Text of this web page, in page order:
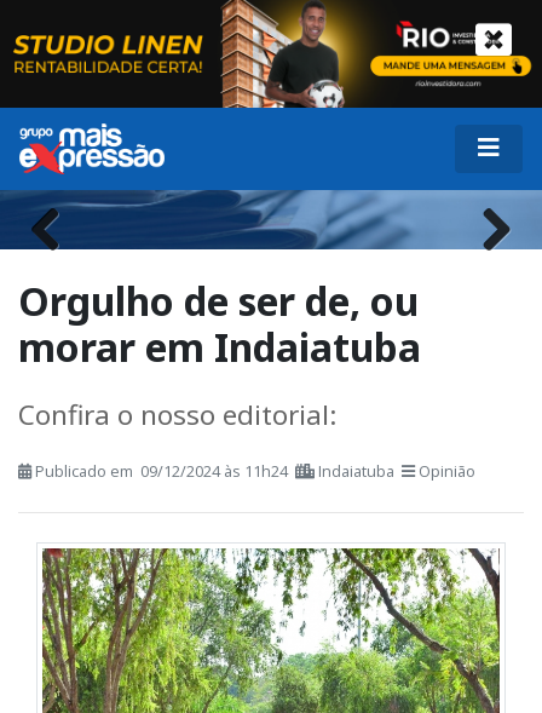
Previous
morar em Indaiatuba
Confira o nosso editorial:
Publicado em 09/12/2024 às 11h24 Indaiatuba Opinião